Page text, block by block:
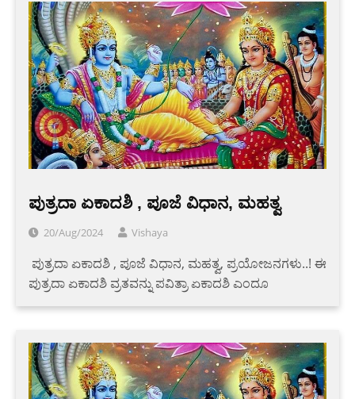
ಪುತ್ರದಾ ಏಕಾದಶಿ , ಪೂಜೆ ವಿಧಾನ, ಮಹತ್ವ
20/Aug/2024 Vishaya
‌ ಪುತ್ರದಾ ಏಕಾದಶಿ , ಪೂಜೆ ವಿಧಾನ, ಮಹತ್ವ, ಪ್ರಯೋಜನಗಳು..! ಈ
ಪುತ್ರದಾ ಏಕಾದಶಿ ವ್ರತವನ್ನು ಪವಿತ್ರಾ ಏಕಾದಶಿ ಎಂದೂ